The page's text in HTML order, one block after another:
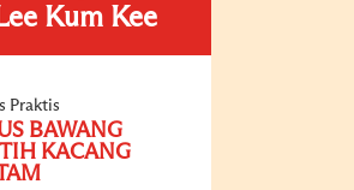
Kum Kee
Praktis
BAWANG
KACANG